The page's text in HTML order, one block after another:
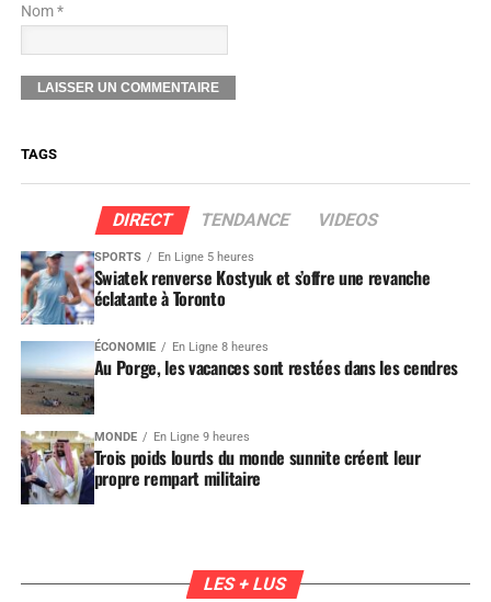
Nom *
TAGS
DIRECT TENDANCE VIDEOS
SPORTS En Ligne 5 heures
Swiatek renverse Kostyuk et s’offre une revanche
éclatante à Toronto
ÉCONOMIE En Ligne 8 heures
Au Porge, les vacances sont restées dans les cendres
MONDE En Ligne 9 heures
Trois poids lourds du monde sunnite créent leur
propre rempart militaire
LES + LUS